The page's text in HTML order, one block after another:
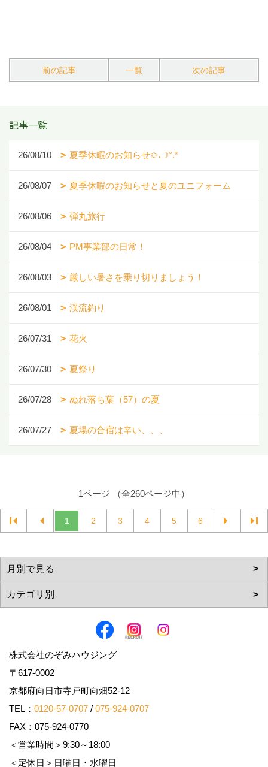
前の記事 一覧 次の記事
記事一覧
26/08/10 夏季休暇のお知らせ✩˖☽°.*
26/08/07 夏季休暇のお知らせと夏のユニフォーム
26/08/06 弾丸旅行
26/08/04 PM事業部の日常！
26/08/03 厳しい暑さを乗り切りましょう！
26/08/01 渓流釣り
26/07/31 花火
26/07/30 夏祭り
26/07/28 ぬれ落ち葉（57）の夏
26/07/27 夏場の合宿は辛い、、、
1ページ （全260ページ中）
1 2 3 4 5 6
株式会社のぞみハウジング
〒617-0002
京都府向日市寺戸町向畑52-12
TEL： 0120-57-0707 / 075-924-0707
FAX：075-924-0770
＜営業時間＞9:30～18:00
＜定休日＞日曜日・水曜日